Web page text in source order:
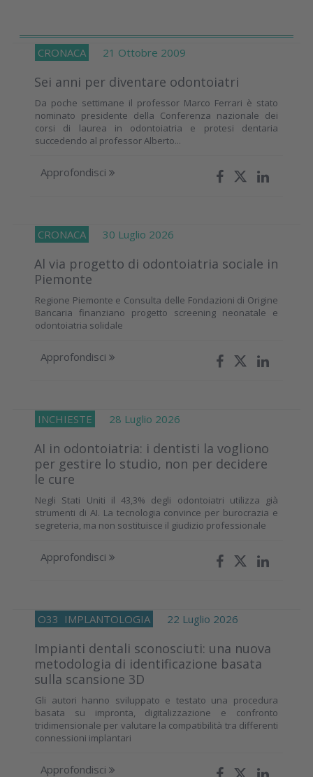
CRONACA 21 Ottobre 2009
Sei anni per diventare odontoiatri
Da poche settimane il professor Marco Ferrari è stato
nominato presidente della Conferenza nazionale dei
corsi di laurea in odontoiatria e protesi dentaria
succedendo al professor Alberto...
Approfondisci
CRONACA 30 Luglio 2026
Al via progetto di odontoiatria sociale in
Piemonte
Regione Piemonte e Consulta delle Fondazioni di Origine
Bancaria finanziano progetto screening neonatale e
odontoiatria solidale
Approfondisci
INCHIESTE 28 Luglio 2026
AI in odontoiatria: i dentisti la vogliono
per gestire lo studio, non per decidere
le cure
Negli Stati Uniti il 43,3% degli odontoiatri utilizza già
strumenti di AI. La tecnologia convince per burocrazia e
segreteria, ma non sostituisce il giudizio professionale
Approfondisci
O33 IMPLANTOLOGIA 22 Luglio 2026
Impianti dentali sconosciuti: una nuova
metodologia di identificazione basata
sulla scansione 3D
Gli autori hanno sviluppato e testato una procedura
basata su impronta, digitalizzazione e confronto
tridimensionale per valutare la compatibilità tra differenti
connessioni implantari
Approfondisci